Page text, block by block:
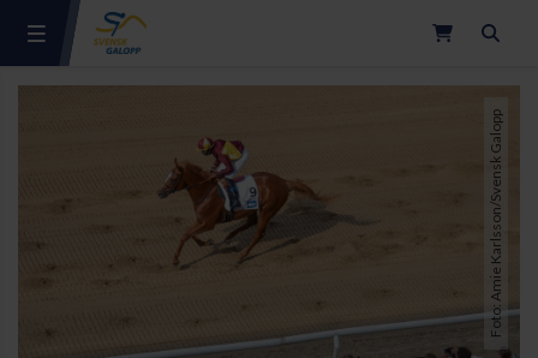
Foto: Amie Karlsson/Svensk Galopp